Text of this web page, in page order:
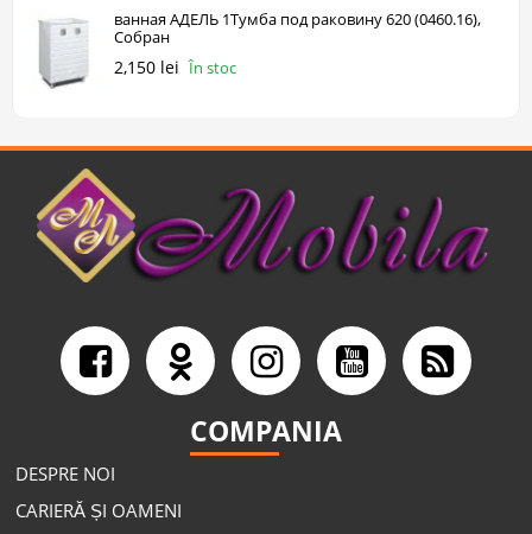
ванная АДЕЛЬ 1Тумба под раковину 620 (0460.16),
Собран
2,150 lei În stoc
COMPANIA
DESPRE NOI
CARIERĂ ȘI OAMENI